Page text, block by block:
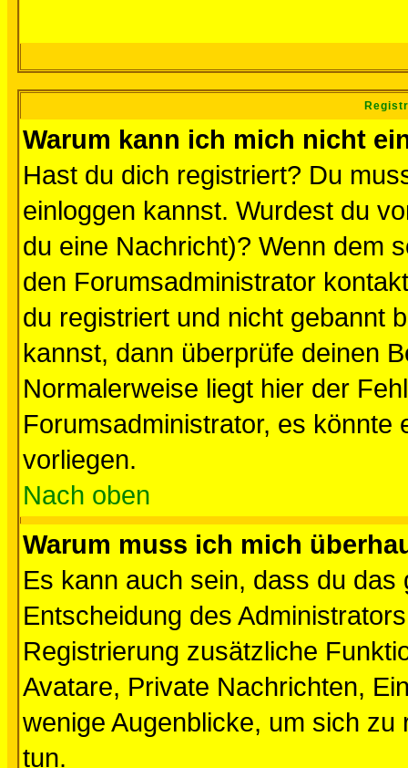
Warum kann ich mich nicht
Hast du dich registriert? Du
einloggen kannst. Wurdest du
du eine Nachricht)? Wenn dem
den Forumsadministrator
du registriert und nicht gebannt
kannst, dann überprüfe deinen
Normalerweise liegt hier der
Forumsadministrator, es könnte
vorliegen.
Nach oben
Warum muss ich mich
Es kann auch sein, dass du
Entscheidung des
Registrierung zusätzliche
Avatare, Private Nachrichten,
wenige Augenblicke, um sich
tun.